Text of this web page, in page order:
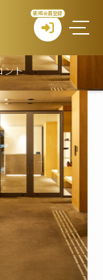
新規会員登録
ント